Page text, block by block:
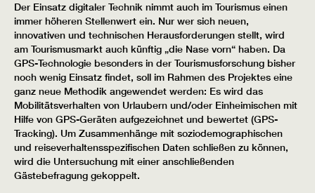
Der Einsatz digitaler Technik nimmt auch im Tourismus einen
immer höheren Stellenwert ein. Nur wer sich neuen,
innovativen und technischen Herausforderungen stellt, wird
am Tourismusmarkt auch künftig „die Nase vorn“ haben. Da
GPS-Technologie besonders in der Tourismusforschung bisher
noch wenig Einsatz findet, soll im Rahmen des Projektes eine
ganz neue Methodik angewendet werden: Es wird das
Mobilitätsverhalten von Urlaubern und/oder Einheimischen mit
Hilfe von GPS-Geräten aufgezeichnet und bewertet (GPS-
Tracking). Um Zusammenhänge mit soziodemographischen
und reiseverhaltensspezifischen Daten schließen zu können,
wird die Untersuchung mit einer anschließenden
Gästebefragung gekoppelt.